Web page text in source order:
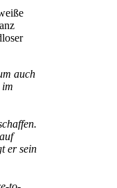
auch
im
er sein